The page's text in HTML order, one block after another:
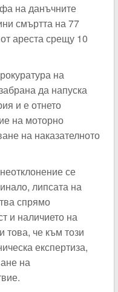
на данъчните
смъртта на 77
ареста срещу 10
на
да напуска
и е отнето
на моторно
на наказателното
се
липсата на
спрямо
и наличието на
това, че към този
експертиза,
на